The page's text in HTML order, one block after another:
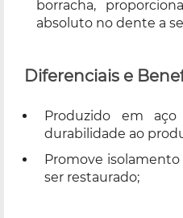
borracha,
absoluto no dente a
Diferenciais e
Produzido em aço
durabilidade ao
Promove
ser restaurado;